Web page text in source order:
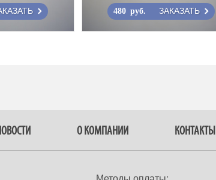
480 руб. ЗАКАЗАТЬ
О КОМПАНИИ КОНТАКТЫ